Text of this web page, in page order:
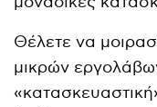
Θέλετε να
μικρών